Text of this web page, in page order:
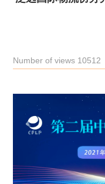
Number of views 10512